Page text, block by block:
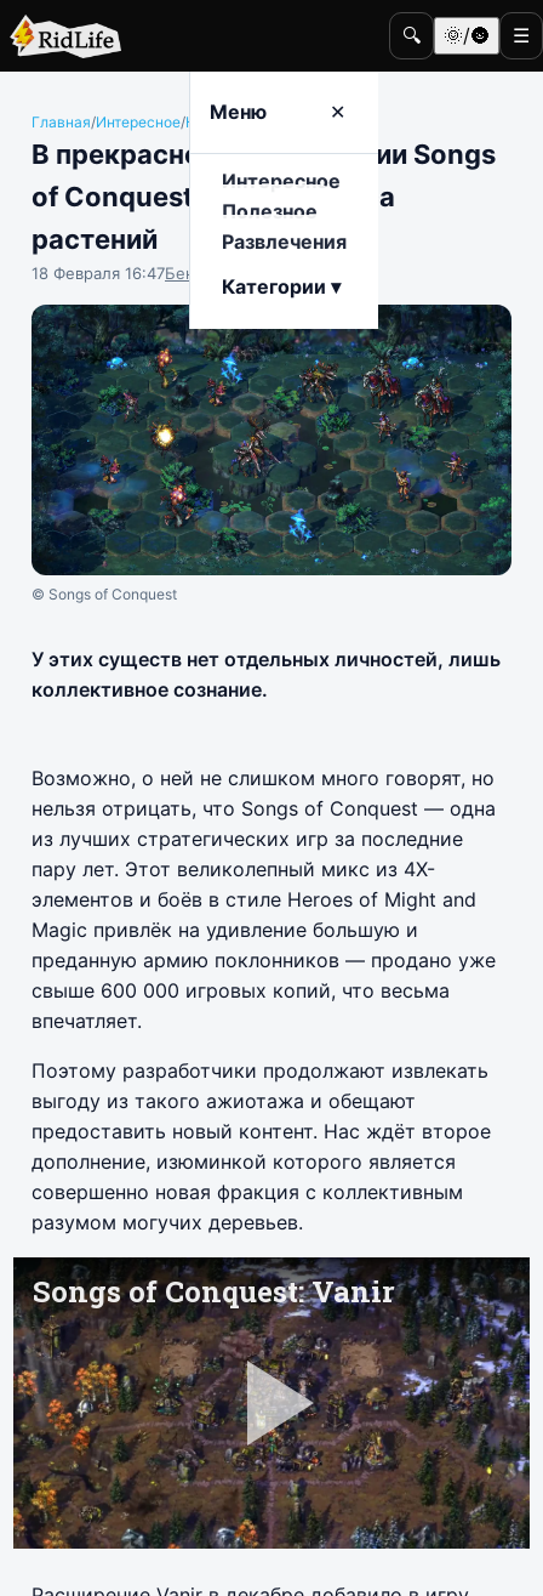
🔍 🌞/🌚 ☰
Меню ✕
Интересное
Полезное
Развлечения
Категории ▾
Главная/Интересное/Компьютерные игры
В прекрасной 4Х-стратегии Songs
of Conquest появится раса
растений
18 Февраля 16:47Бенджамин Воробьёв
© Songs of Conquest
У этих существ нет отдельных личностей, лишь
коллективное сознание.
Возможно, о ней не слишком много говорят, но
нельзя отрицать, что Songs of Conquest — одна
из лучших стратегических игр за последние
пару лет. Этот великолепный микс из 4Х-
элементов и боёв в стиле Heroes of Might and
Magic привлёк на удивление большую и
преданную армию поклонников — продано уже
свыше 600 000 игровых копий, что весьма
впечатляет.
Поэтому разработчики продолжают извлекать
выгоду из такого ажиотажа и обещают
предоставить новый контент. Нас ждёт второе
дополнение, изюминкой которого является
совершенно новая фракция с коллективным
разумом могучих деревьев.